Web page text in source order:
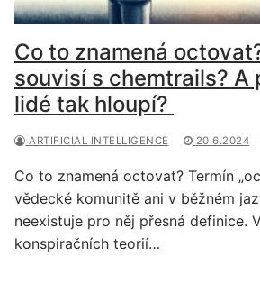
Co to znamená
souvisí s chemtrails? A
lidé tak hloupí?
ARTIFICIAL INTELLIGENCE 20.6.2024
Co to znamená octovat? Termín
vědecké komunitě ani v běžném
neexistuje pro něj přesná definice.
konspiračních teorií…